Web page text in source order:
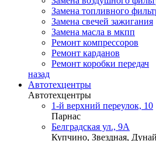
Замена топливного
Замена свечей зажигания
Замена масла в мкпп
Ремонт компрессоров
Ремонт карданов
Ремонт коробки передач
назад
Автотехцентры
Автотехцентры
1-й верхний переулок, 10
Парнас
Белградская ул., 9А
Купчино, Звездная,